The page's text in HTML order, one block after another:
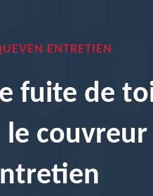
ENTRETIEN
fuite de
couvreur